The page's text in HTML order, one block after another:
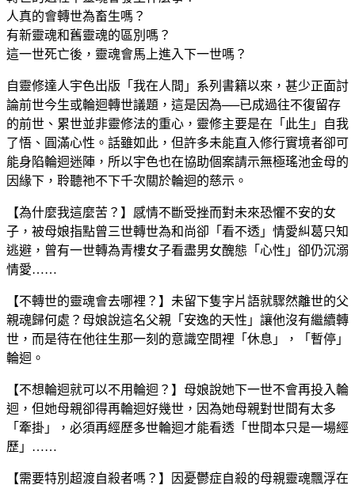
人真的會轉世為畜生嗎？
有新靈魂和舊靈魂的區別嗎？
這一世死亡後，靈魂會馬上進入下一世嗎？
自靈修達人宇色出版「我在人間」系列書籍以來，甚少正面討
論前世今生或輪迴轉世議題，這是因為──已成過往不復留存
的前世、累世並非靈修法的重心，靈修主要是在「此生」自我
了悟、圓滿心性。話雖如此，但許多未能直入修行實境者卻可
能身陷輪迴迷陣，所以宇色也在協助個案請示無極瑤池金母的
因緣下，聆聽祂不下千次關於輪迴的慈示。
【為什麼我這麼苦？】感情不斷受挫而對未來恐懼不安的女
子，被母娘指點曾三世轉世為和尚卻「看不透」情愛糾葛只知
逃避，曾有一世轉為青樓女子看盡男女醜態「心性」卻仍沉溺
情愛……
【不轉世的靈魂會去哪裡？】未留下隻字片語就驟然離世的父
親魂歸何處？母娘說這名父親「安逸的天性」讓他沒有繼續轉
世，而是待在他往生那一刻的意識空間裡「休息」，「暫停」
輪迴。
【不想輪迴就可以不用輪迴？】母娘說她下一世不會再投入輪
迴，但她母親卻得再輪迴好幾世，因為她母親對世間有太多
「牽掛」，必須再經歷多世輪迴才能看透「世間本只是一場經
歷」……
【需要特別超渡自殺者嗎？】因憂鬱症自殺的母親靈魂飄浮在